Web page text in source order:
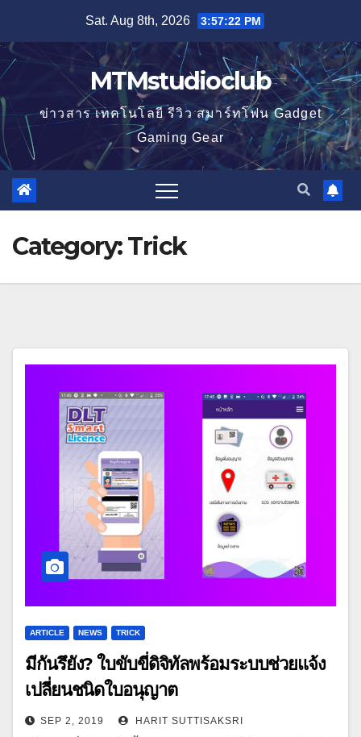
content
Sat. Aug 8th, 2026 3:57:23 PM
MTMstudioclub
ข่าวสาร เทคโนโลยี รีวิว สมาร์ทโฟน Gadget
Gaming Gear
Category:Trick
ARTICLE NEWS TRICK
มีกันรึยัง? ใบขับขี่ดิจิทัลพร้อมระบบช่วยแจ้ง
เปลี่ยนชนิดใบอนุญาต
SEP 2, 2019 HARIT SUTTISAKSRI